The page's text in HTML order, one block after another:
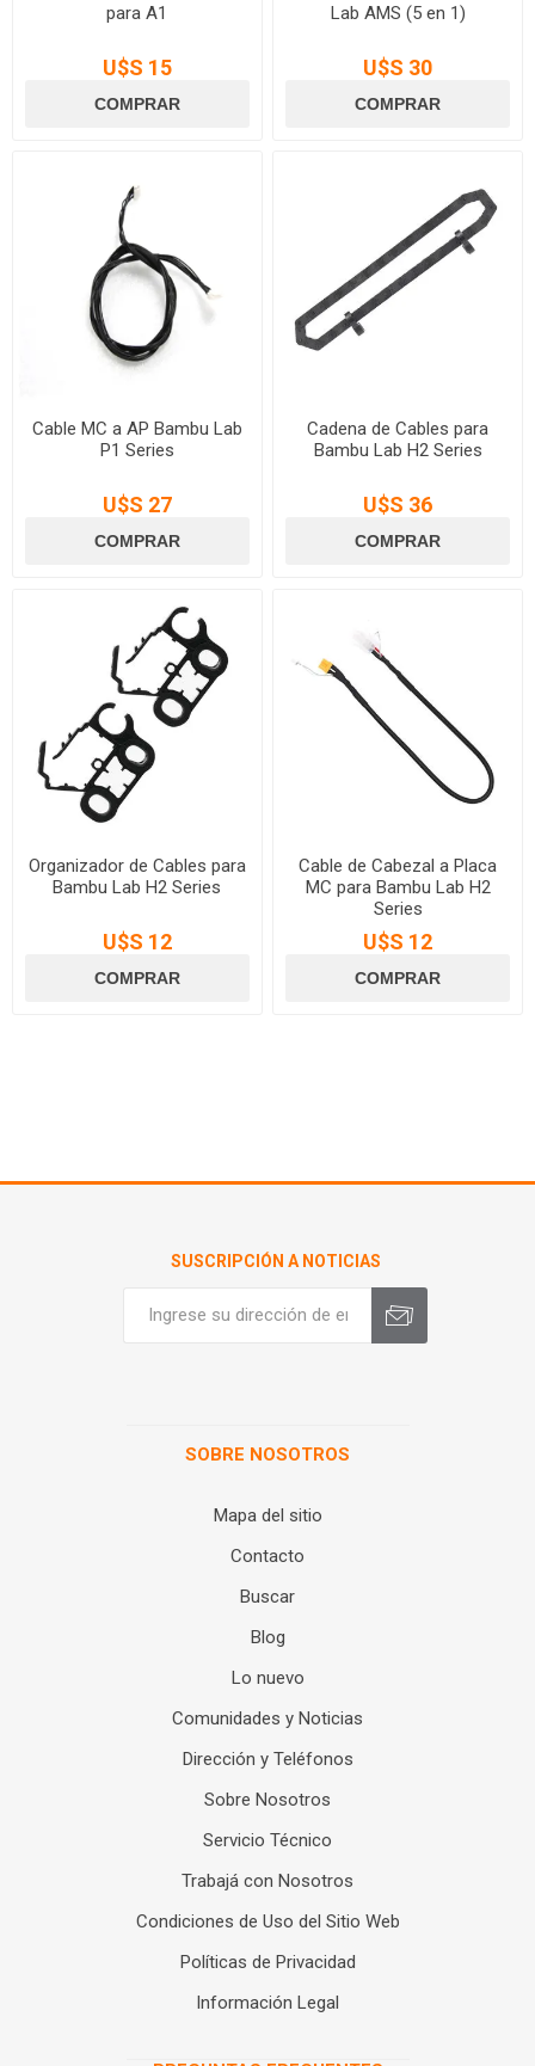
para A1
U$S 15
Lab AMS (5 en 1)
U$S 30
Cable MC a AP Bambu Lab
P1 Series
U$S 27
Cadena de Cables para
Bambu Lab H2 Series
U$S 36
Organizador de Cables para
Bambu Lab H2 Series
U$S 12
Cable de Cabezal a Placa
MC para Bambu Lab H2
Series
U$S 12
SUSCRIPCIÓN A NOTICIAS
SOBRE NOSOTROS
Mapa del sitio
Contacto
Buscar
Blog
Lo nuevo
Comunidades y Noticias
Dirección y Teléfonos
Sobre Nosotros
Servicio Técnico
Trabajá con Nosotros
Condiciones de Uso del Sitio Web
Políticas de Privacidad
Información Legal